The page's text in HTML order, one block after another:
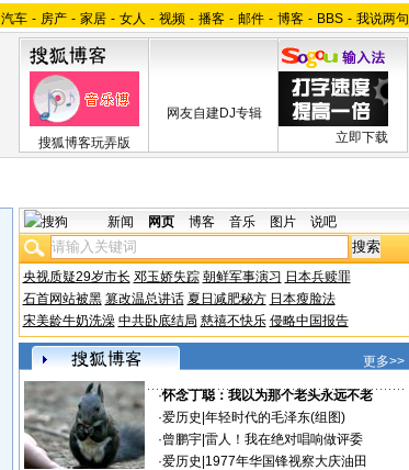
汽车 - 房产 - 家居 - 女人 - 视频 - 播客 - 邮件 - 博客 - BBS - 我说两句
搜狐博客玩弄版
网友自建DJ专辑
立即下载
新闻 网页 博客 音乐 图片 说吧
央视质疑29岁市长 邓玉娇失踪 朝鲜军事演习 日本兵赎罪
石首网站被黑 篡改温总讲话 夏日减肥秘方 日本瘦脸法
宋美龄牛奶洗澡 中共卧底结局 慈禧不快乐 侵略中国报告
更多>>
·怀念丁聪：我以为那个老头永远不老
·爱历史 年轻时代的毛泽东(组图)
·曾鹏宇| 雷人！我在绝对唱响做评委
·爱历史 1977年华国锋视察大庆油田